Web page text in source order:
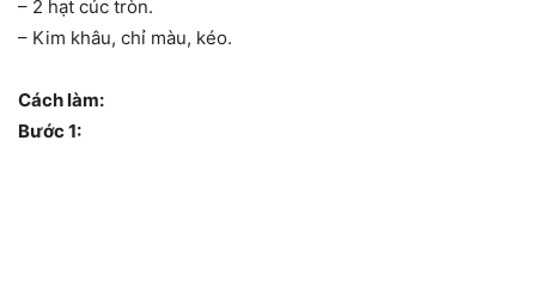
– 2 hạt cúc tròn.
– Kim khâu, chỉ màu, kéo.
Cách làm:
Bước 1: